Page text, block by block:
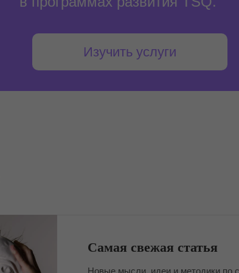
Изучить услуги
Самая свежая статья
Новые мысли, идеи и методики по